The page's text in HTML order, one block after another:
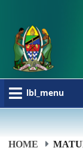
lbl_menu
HOME